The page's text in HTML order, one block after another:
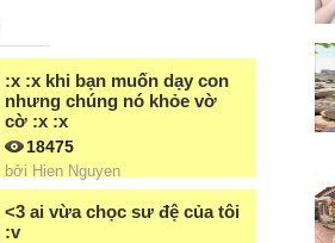
:x :x khi bạn muốn dạy con
nhưng chúng nó khỏe vờ
cờ :x :x
18475
bởi Hien Nguyen
<3 ai vừa chọc sư đệ của tôi
:v